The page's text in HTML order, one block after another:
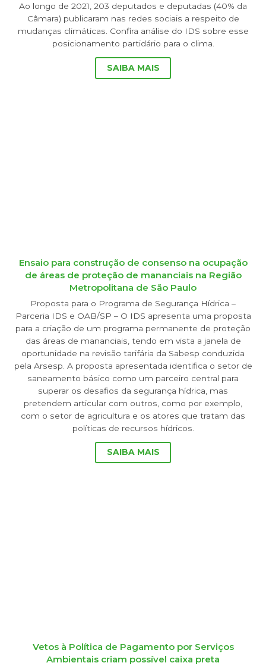
Ao longo de 2021, 203 deputados e deputadas (40% da
Câmara) publicaram nas redes sociais a respeito de
mudanças climáticas. Confira análise do IDS sobre esse
posicionamento partidário para o clima.
SAIBA MAIS
Ensaio para construção de consenso na ocupação
de áreas de proteção de mananciais na Região
Metropolitana de São Paulo
Proposta para o Programa de Segurança Hídrica –
Parceria IDS e OAB/SP – O IDS apresenta uma proposta
para a criação de um programa permanente de proteção
das áreas de mananciais, tendo em vista a janela de
oportunidade na revisão tarifária da Sabesp conduzida
pela Arsesp. A proposta apresentada identifica o setor de
saneamento básico como um parceiro central para
superar os desafios da segurança hídrica, mas
pretendem articular com outros, como por exemplo,
com o setor de agricultura e os atores que tratam das
políticas de recursos hídricos.
SAIBA MAIS
Vetos à Política de Pagamento por Serviços
Ambientais criam possível caixa preta